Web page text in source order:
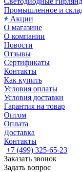
Промышленное и
Акции
О магазине
О компании
Новости
Отзывы
Сертификаты
Контакты
Как купить
Условия оплаты
Условия доставки
Гарантия на товар
Оптом
Оплата
Доставка
Контакты
+7 (499) 325-65-23
Заказать звонок
Задать вопрос